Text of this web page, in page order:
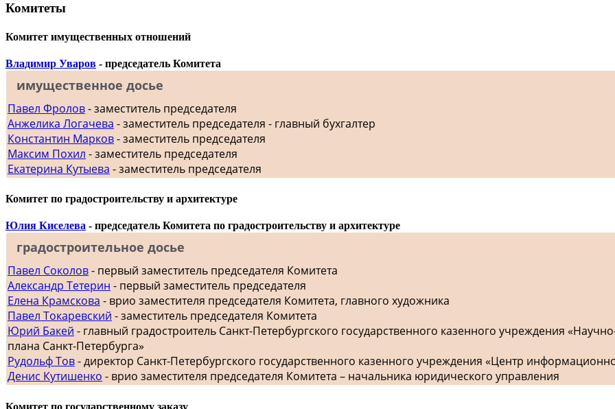
Комитеты
Комитет имущественных отношений
Владимир Уваров - председатель Комитета
имущественное досье
Павел Фролов- заместитель председателя
Анжелика Логачева - заместитель председателя - главный бухгалтер
Константин Марков- заместитель председателя
Максим Похил - заместитель председателя
Екатерина Кутыева - заместитель председателя
Комитет по градостроительству и архитектуре
Юлия Киселева - председатель Комитета по градостроительству и архитектуре
градостроительное досье
Павел Соколов- первый заместитель председателя Комитета
Александр Тетерин - первый заместитель председателя
Елена Крамскова - врио заместителя председателя Комитета, главного художника
Павел Токаревский - заместитель председателя Комитета
Юрий Бакей - главный градостроитель Санкт-Петербургского государственного казенного учреждения
плана Санкт-Петербурга»
Рудольф Тов- директор Санкт-Петербургского государственного казенного учреждения «Центр
Денис Кутишенко - врио заместителя председателя Комитета – начальника юридического управления
Комитет по государственному заказу